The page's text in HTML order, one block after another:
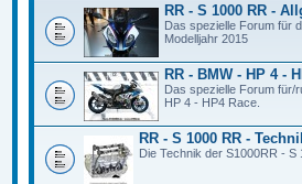
RR - S 1000 RR -
Das spezielle Forum für
Modelljahr 2015
RR - BMW - HP 4 -
Das spezielle Forum für/
HP 4 - HP4 Race.
RR - S 1000 RR -
Die Technik der S1000RR - S